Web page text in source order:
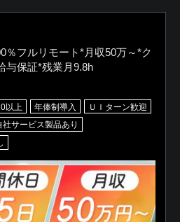
％フルリモート*月収50万～*ク
与保証*残業月9.8h
以上 年俸制導入
ＵＩターン歓迎
社サービス製品あり